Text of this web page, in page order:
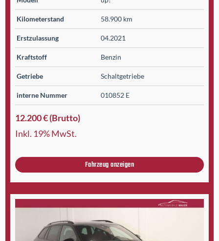
Kilometer­stand 58.900 km
Erst­zulassung 04.2021
Kraftstoff Benzin
Getriebe Schaltgetriebe
interne Nummer 010852 E
12.200 € (Brutto)
Inkl. 19% MwSt.
Fahrzeug anzeigen